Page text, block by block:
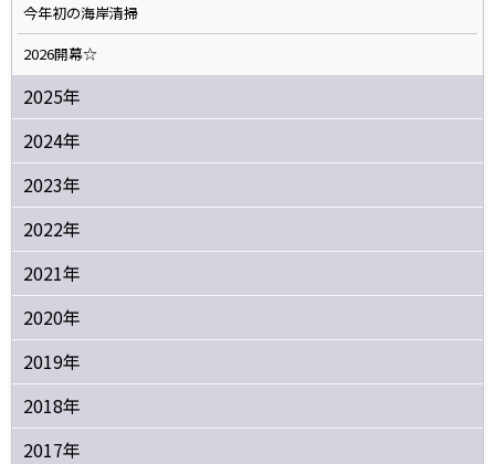
今年初の海岸清掃
2026開幕☆
2025年
2024年
2023年
2022年
2021年
2020年
2019年
2018年
2017年